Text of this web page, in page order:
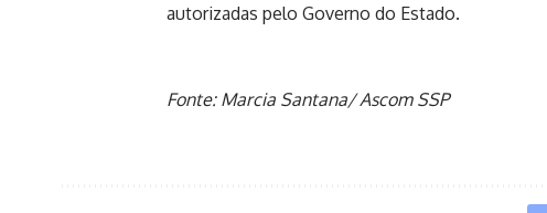
autorizadas pelo Governo do Estado.
Fonte: Marcia Santana/ Ascom SSP